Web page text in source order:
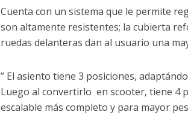
Cuenta con un sistema que le permite
son altamente resistentes; la cubierta
ruedas delanteras dan al usuario una
” El asiento tiene 3 posiciones,
Luego al convertirlo en scooter, tiene 4
escalable más completo y para mayor